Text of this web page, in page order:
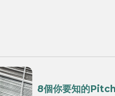
8個你要知的